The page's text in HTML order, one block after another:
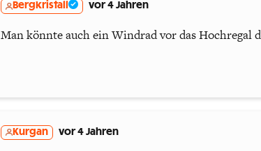
Bergkristall vor 4 Jahren
Man könnte auch ein Windrad vor das Hochregal
Kurgan vor 4 Jahren